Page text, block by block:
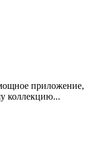
приложение,
коллекцию...